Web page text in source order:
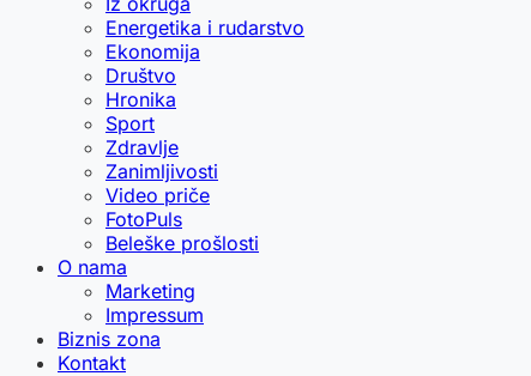
Energetika i rudarstvo
Ekonomija
Društvo
Hronika
Sport
Zdravlje
Zanimljivosti
Video priče
FotoPuls
Beleške prošlosti
O nama
Marketing
Impressum
Biznis zona
Kontakt